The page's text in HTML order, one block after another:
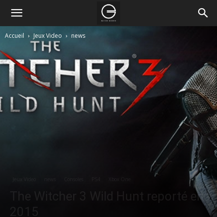
Accueil Jeux Video news
The Witcher 3 Wild Hunt reporté en